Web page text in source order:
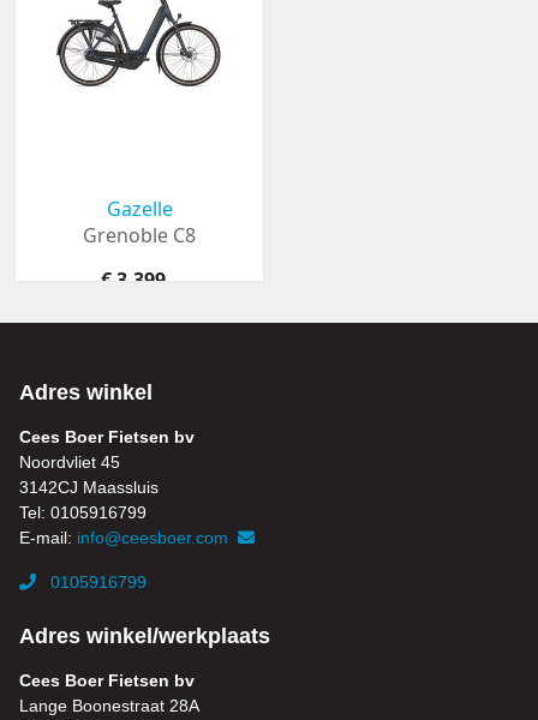
Gazelle
Grenoble C8
€ 3.399,-
Adres winkel
Cees Boer Fietsen bv
Noordvliet 45
3142CJ Maassluis
Tel: 0105916799
E-mail: info@ceesboer.com
0105916799
Adres winkel/werkplaats
Cees Boer Fietsen bv
Lange Boonestraat 28A